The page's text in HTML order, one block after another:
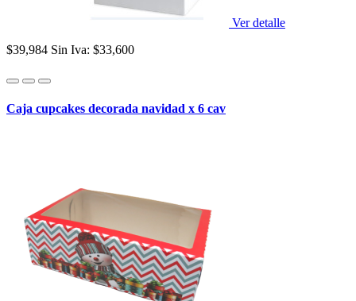
Ver detalle
$39,984 Sin Iva: $33,600
Caja cupcakes decorada navidad x 6 cav